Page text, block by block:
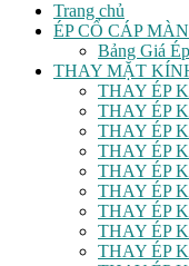
Trang chủ
ÉP CỔ CÁP
Bảng Giá
THAY MẶT
THAY ÉP
THAY ÉP
THAY ÉP
THAY ÉP
THAY ÉP
THAY ÉP
THAY ÉP
THAY ÉP
THAY ÉP